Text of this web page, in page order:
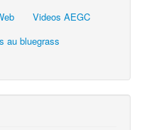
Videos AEGC
au bluegrass